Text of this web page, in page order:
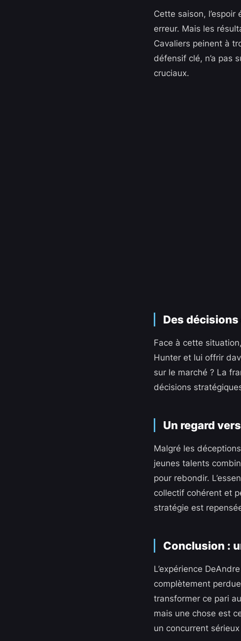
Cette saison,
erreur. Mais les
Cavaliers peinent à
défensif clé, n’a pas
cruciaux.
Des
Face à cette
Hunter et lui offrir
sur le marché ? La
décisions
Un regard
Malgré les
jeunes talents
pour rebondir.
collectif cohérent et
stratégie est
Conclusion :
L’expérience
complètement
transformer ce pari
mais une chose est
un concurrent sérieux